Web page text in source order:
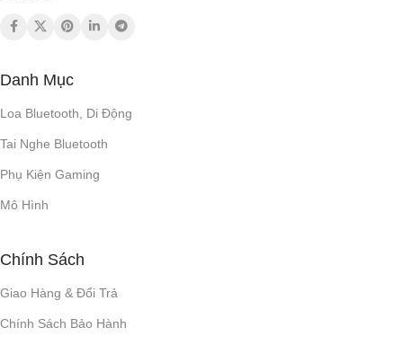
Danh Mục
Loa Bluetooth, Di Động
Tai Nghe Bluetooth
Phụ Kiện Gaming
Mô Hình
Chính Sách
Giao Hàng & Đổi Trả
Chính Sách Bảo Hành